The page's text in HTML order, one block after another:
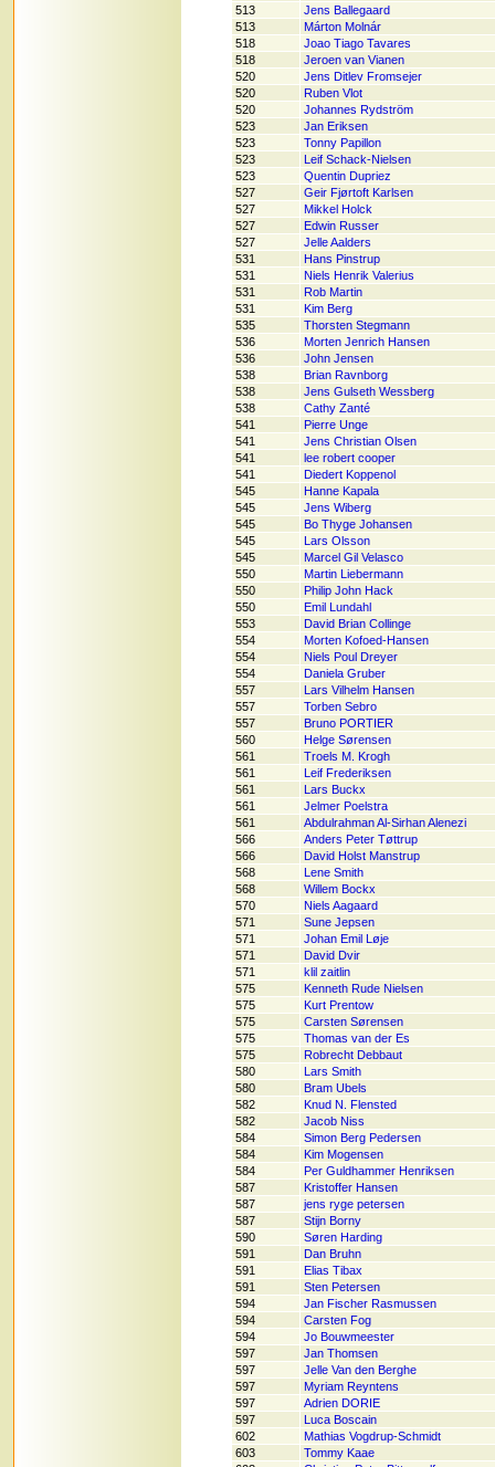
513
Jens Ballegaard
513
Márton Molnár
518
Joao Tiago Tavares
518
Jeroen van Vianen
520
Jens Ditlev Fromsejer
520
Ruben Vlot
520
Johannes Rydström
523
Jan Eriksen
523
Tonny Papillon
523
Leif Schack-Nielsen
523
Quentin Dupriez
527
Geir Fjørtoft Karlsen
527
Mikkel Holck
527
Edwin Russer
527
Jelle Aalders
531
Hans Pinstrup
531
Niels Henrik Valerius
531
Rob Martin
531
Kim Berg
535
Thorsten Stegmann
536
Morten Jenrich Hansen
536
John Jensen
538
Brian Ravnborg
538
Jens Gulseth Wessberg
538
Cathy Zanté
541
Pierre Unge
541
Jens Christian Olsen
541
lee robert cooper
541
Diedert Koppenol
545
Hanne Kapala
545
Jens Wiberg
545
Bo Thyge Johansen
545
Lars Olsson
545
Marcel Gil Velasco
550
Martin Liebermann
550
Philip John Hack
550
Emil Lundahl
553
David Brian Collinge
554
Morten Kofoed-Hansen
554
Niels Poul Dreyer
554
Daniela Gruber
557
Lars Vilhelm Hansen
557
Torben Sebro
557
Bruno PORTIER
560
Helge Sørensen
561
Troels M. Krogh
561
Leif Frederiksen
561
Lars Buckx
561
Jelmer Poelstra
561
Abdulrahman Al-Sirhan Alenezi
566
Anders Peter Tøttrup
566
David Holst Manstrup
568
Lene Smith
568
Willem Bockx
570
Niels Aagaard
571
Sune Jepsen
571
Johan Emil Løje
571
David Dvir
571
klil zaitlin
575
Kenneth Rude Nielsen
575
Kurt Prentow
575
Carsten Sørensen
575
Thomas van der Es
575
Robrecht Debbaut
580
Lars Smith
580
Bram Ubels
582
Knud N. Flensted
582
Jacob Niss
584
Simon Berg Pedersen
584
Kim Mogensen
584
Per Guldhammer Henriksen
587
Kristoffer Hansen
587
jens ryge petersen
587
Stijn Borny
590
Søren Harding
591
Dan Bruhn
591
Elias Tibax
591
Sten Petersen
594
Jan Fischer Rasmussen
594
Carsten Fog
594
Jo Bouwmeester
597
Jan Thomsen
597
Jelle Van den Berghe
597
Myriam Reyntens
597
Adrien DORIE
597
Luca Boscain
602
Mathias Vogdrup-Schmidt
603
Tommy Kaae